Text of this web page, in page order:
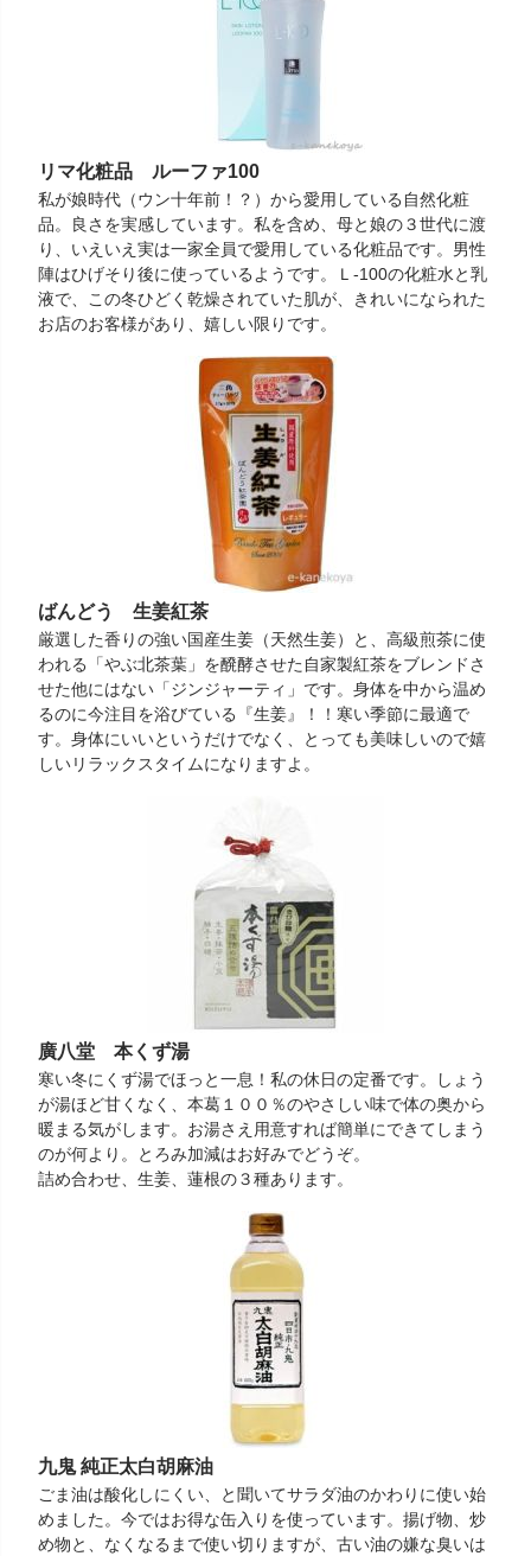
リマ化粧品 ルーファ100
私が娘時代（ウン十年前！？）から愛用している自然化粧
品。良さを実感しています。私を含め、母と娘の３世代に渡
り、いえいえ実は一家全員で愛用している化粧品です。男性
陣はひげそり後に使っているようです。Ｌ-100の化粧水と乳
液で、この冬ひどく乾燥されていた肌が、きれいになられた
お店のお客様があり、嬉しい限りです。
ばんどう 生姜紅茶
厳選した香りの強い国産生姜（天然生姜）と、高級煎茶に使
われる「やぶ北茶葉」を醗酵させた自家製紅茶をブレンドさ
せた他にはない「ジンジャーティ」です。身体を中から温め
るのに今注目を浴びている『生姜』！！寒い季節に最適で
す。身体にいいというだけでなく、とっても美味しいので嬉
しいリラックスタイムになりますよ。
廣八堂 本くず湯
寒い冬にくず湯でほっと一息！私の休日の定番です。しょう
が湯ほど甘くなく、本葛１００％のやさしい味で体の奥から
暖まる気がします。お湯さえ用意すれば簡単にできてしまう
のが何より。とろみ加減はお好みでどうぞ。
詰め合わせ、生姜、蓮根の３種あります。
九鬼 純正太白胡麻油
ごま油は酸化しにくい、と聞いてサラダ油のかわりに使い始
めました。今ではお得な缶入りを使っています。揚げ物、炒
め物と、なくなるまで使い切りますが、古い油の嫌な臭いは